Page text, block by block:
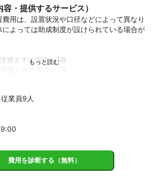
・提供するサービス）
用は、設置状況や口径などによって異なり
によっては助成制度が設けられている場合が
透ますの場合、1基
透ますの場合、1基
する場合は、1基およそあたり7万円程度﻿
り2,000円または購入費を比較して低い方の
透ます1基につき、3万0,000円を上限として
従業員9 人
:00
費用を診断する（無料）